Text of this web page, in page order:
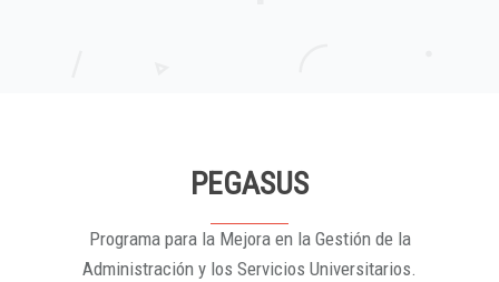
PEGASUS
Programa para la Mejora en la Gestión de la
Administración y los Servicios Universitarios.